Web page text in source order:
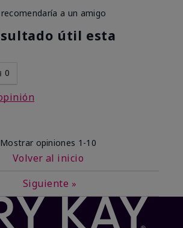
recomendaría a un amigo
útil esta
0
Mostrar opiniones 1-10
Volver al inicio
Siguiente »